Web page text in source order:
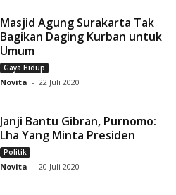
Masjid Agung Surakarta Tak
Bagikan Daging Kurban untuk
Umum
Gaya Hidup
Novita - 22 Juli 2020
Janji Bantu Gibran, Purnomo:
Lha Yang Minta Presiden
Politik
Novita - 20 Juli 2020